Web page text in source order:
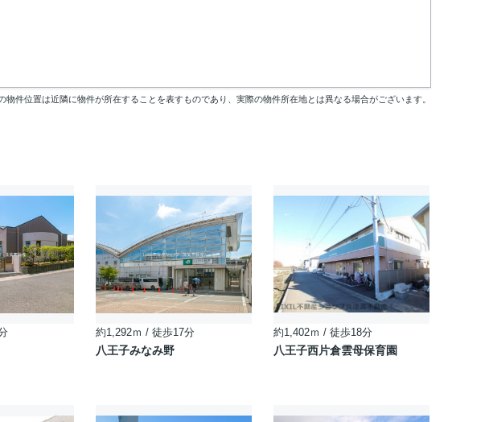
物件位置は近隣に物件が所在することを表すものであり、実際の物件所在地とは異なる場合がございます。
約1,292ｍ / 徒歩17分
八王子みなみ野
約1,402ｍ / 徒歩18分
八王子西片倉雲母保育園